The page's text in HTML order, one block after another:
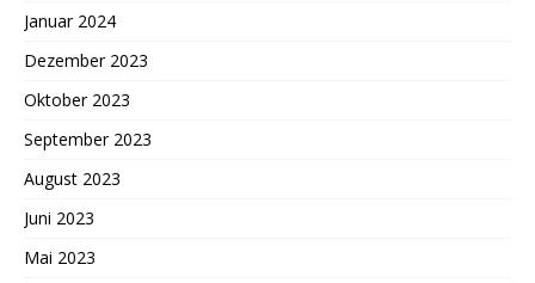
Januar 2024
Dezember 2023
Oktober 2023
September 2023
August 2023
Juni 2023
Mai 2023